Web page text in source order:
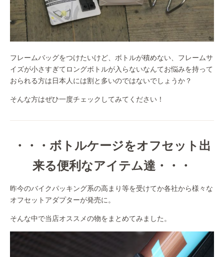
フレームバッグをつけたいけど、ボトルが積めない、フレームサ
イズが小さすぎてロングボトルが入らないなんてお悩みを持って
おられる方は日本人には割と多いのではないでしょうか？
そんな方はぜひ一度チェックしてみてください！
・・・ボトルケージをオフセット出
来る便利なアイテム達・・・
昨今のバイクパッキング系の高まり等を受けてか各社から様々な
オフセットアダプターが発売に。
そんな中で当店オススメの物をまとめてみました。